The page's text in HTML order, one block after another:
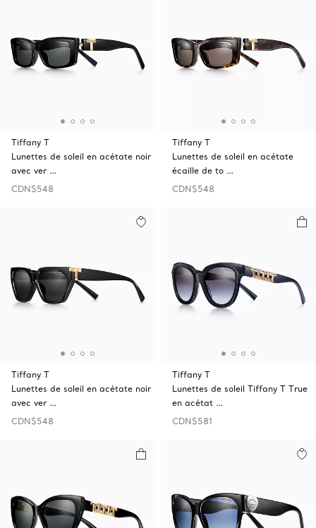
Tiffany T
Lunettes de soleil en acétate noir
avec ver …
CDN$548
Tiffany T
Lunettes de soleil en acétate
écaille de to …
CDN$548
Tiffany T
Lunettes de soleil en acétate noir
avec ver …
CDN$548
Tiffany T
Lunettes de soleil Tiffany T True
en acétat …
CDN$581